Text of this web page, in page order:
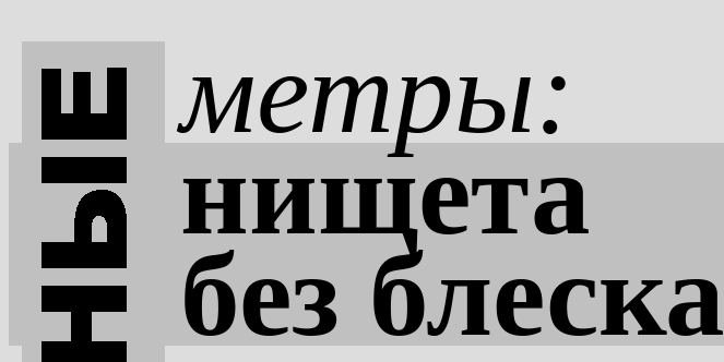
метры:
нищета
без блеска